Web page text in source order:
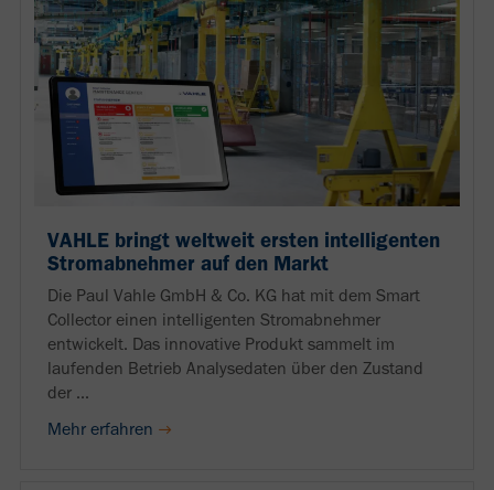
VAHLE bringt weltweit ersten intelligenten
Stromabnehmer auf den Markt
Die Paul Vahle GmbH & Co. KG hat mit dem Smart
Collector einen intelligenten Stromabnehmer
entwickelt. Das innovative Produkt sammelt im
laufenden Betrieb Analysedaten über den Zustand
der ...
Mehr erfahren